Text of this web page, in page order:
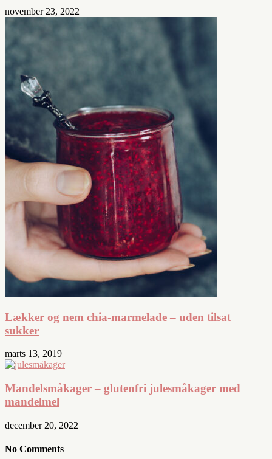
november 23, 2022
Lækker og nem chia-marmelade – uden tilsat
sukker
marts 13, 2019
Mandelsmåkager – glutenfri julesmåkager med
mandelmel
december 20, 2022
No Comments